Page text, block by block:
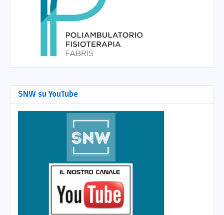
SNW su YouTube